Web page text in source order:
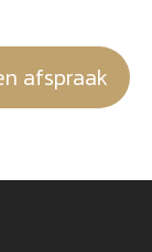
afspraak